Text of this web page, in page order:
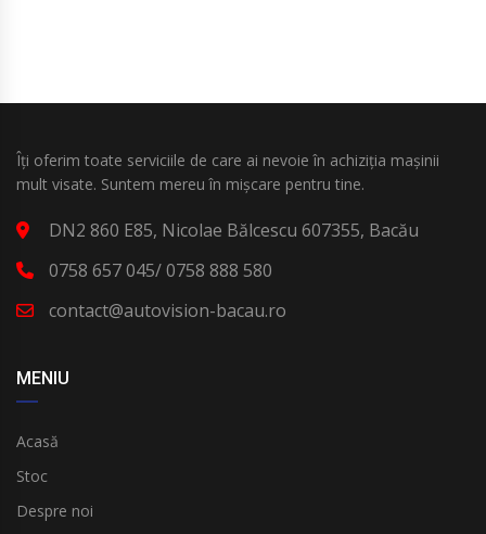
Îți oferim toate serviciile de care ai nevoie în achiziția mașinii
mult visate. Suntem mereu în mișcare pentru tine.
DN2 860 E85, Nicolae Bălcescu 607355, Bacău
0758 657 045/ 0758 888 580
contact@autovision-bacau.ro
MENIU
Acasă
Stoc
Despre noi